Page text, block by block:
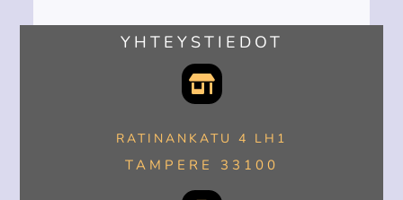
YHTEYSTIEDOT
RATINANKATU 4 LH1
TAMPERE 33100